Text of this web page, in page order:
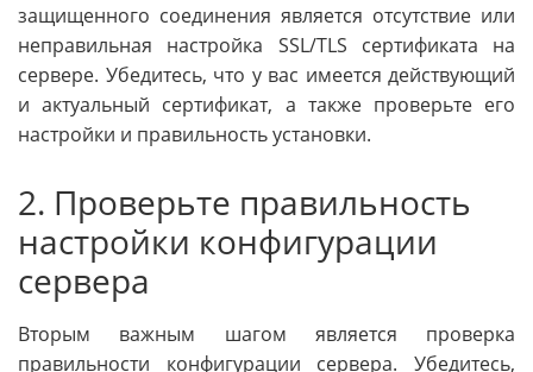
защищенного соединения является отсутствие или
неправильная настройка SSL/TLS сертификата на
сервере. Убедитесь, что у вас имеется действующий
и актуальный сертификат, а также проверьте его
настройки и правильность установки.
2. Проверьте правильность
настройки конфигурации
сервера
Вторым важным шагом является проверка
правильности конфигурации сервера. Убедитесь,